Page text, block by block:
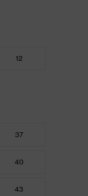
12
37
40
43